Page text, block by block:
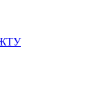
ЖТУ